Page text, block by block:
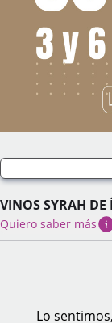
VINOS SYRAH
Quiero saber más
Lo